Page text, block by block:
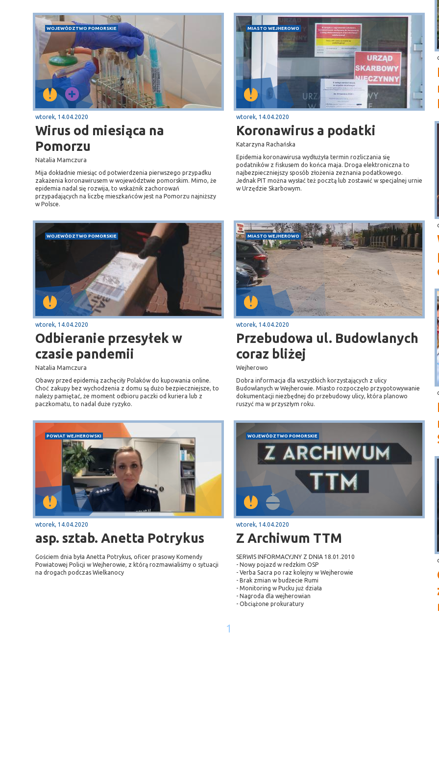
WOJEWÓDZTWO POMORSKIE
wtorek, 14.04.2020
Wirus od miesiąca na
Pomorzu
Natalia Mamczura
Mija dokładnie miesiąc od potwierdzenia pierwszego przypadku
zakażenia koronawirusem w województwie pomorskim. Mimo, że
epidemia nadal się rozwija, to wskaźnik zachorowań
przypadających na liczbę mieszkańców jest na Pomorzu najniższy
w Polsce.
MIASTO WEJHEROWO
wtorek, 14.04.2020
Koronawirus a podatki
Katarzyna Rachańska
Epidemia koronawirusa wydłużyła termin rozliczania się
podatników z fiskusem do końca maja. Droga elektroniczna to
najbezpieczniejszy sposób złożenia zeznania podatkowego.
Jednak PIT można wysłać też pocztą lub zostawić w specjalnej urnie
w Urzędzie Skarbowym.
WOJEWÓDZTWO POMORSKIE
wtorek, 14.04.2020
Odbieranie przesyłek w
czasie pandemii
Natalia Mamczura
Obawy przed epidemią zachęciły Polaków do kupowania online.
Choć zakupy bez wychodzenia z domu są dużo bezpieczniejsze, to
należy pamiętać, że moment odbioru paczki od kuriera lub z
paczkomatu, to nadal duże ryzyko.
MIASTO WEJHEROWO
wtorek, 14.04.2020
Przebudowa ul. Budowlanych
coraz bliżej
Wejherowo
Dobra informacja dla wszystkich korzystających z ulicy
Budowlanych w Wejherowie. Miasto rozpoczęło przygotowywanie
dokumentacji niezbędnej do przebudowy ulicy, która planowo
ruszyć ma w przyszłym roku.
POWIAT WEJHEROWSKI
wtorek, 14.04.2020
asp. sztab. Anetta Potrykus
Gościem dnia była Anetta Potrykus, oficer prasowy Komendy
Powiatowej Policji w Wejherowie, z którą rozmawialiśmy o sytuacji
na drogach podczas Wielkanocy
WOJEWÓDZTWO POMORSKIE
wtorek, 14.04.2020
Z Archiwum TTM
SERWIS INFORMACYJNY Z DNIA 18.01.2010
- Nowy pojazd w redzkim OSP
- Verba Sacra po raz kolejny w Wejherowie
- Brak zmian w budżecie Rumi
- Monitoring w Pucku już działa
- Nagroda dla wejherowian
- Obciążone prokuratury
1